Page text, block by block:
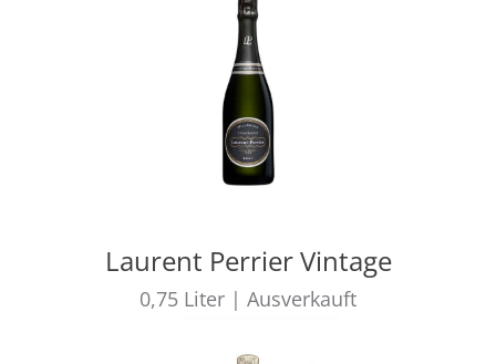
Laurent Perrier Vintage
0,75 Liter | Ausverkauft